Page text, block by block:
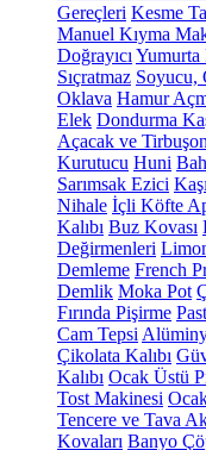
Gereçleri Kesme
Manuel Kıyma
Doğrayıcı Yumurta
Sıçratmaz Soyucu,
Oklava Hamur
Elek Dondurma
Açacak ve Tirbuşon
Kurutucu Huni
Sarımsak Ezici
Nihale İçli Köfte
Kalıbı Buz Kovası
Değirmenleri
Demleme French
Demlik Moka Pot
Fırında Pişirme
Cam Tepsi
Çikolata Kalıbı
Kalıbı Ocak Üstü
Tost Makinesi
Tencere ve Tava
Kovaları Banyo